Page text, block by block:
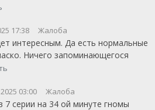
17:38 Жалоба
интересным. Да есть нормальные
Ничего запоминающегося
03:00 Жалоба
7 серии на 34 ой минуте гномы